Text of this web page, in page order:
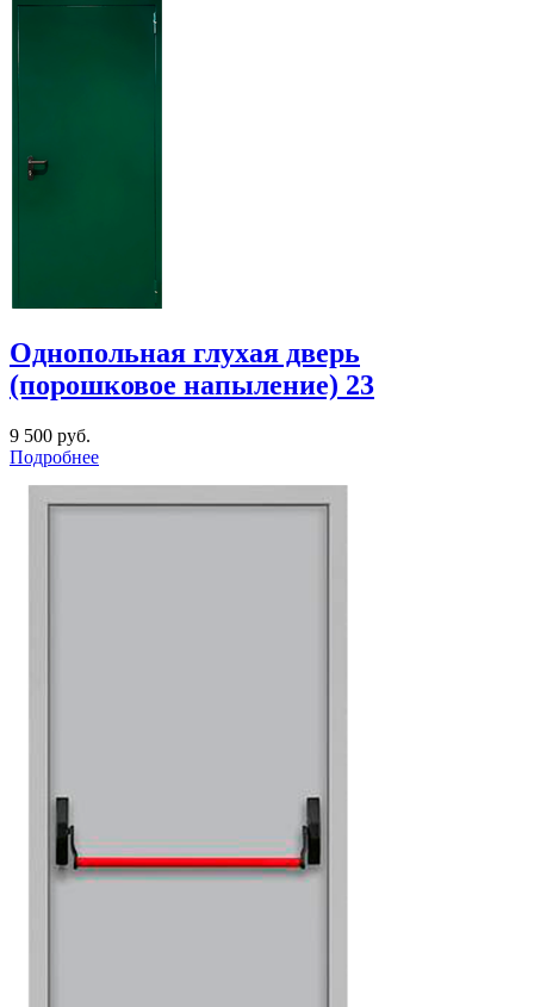
Однопольная глухая дверь
(порошковое напыление) 23
9 500 руб.
Подробнее